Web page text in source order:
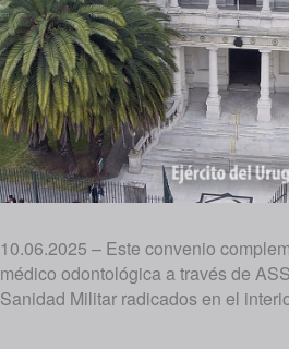
10.06.2025 – Este convenio
médico odontológica a través de
Sanidad Militar radicados en el